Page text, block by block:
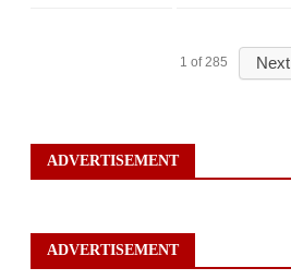
1 of 285 Next
ADVERTISEMENT
ADVERTISEMENT